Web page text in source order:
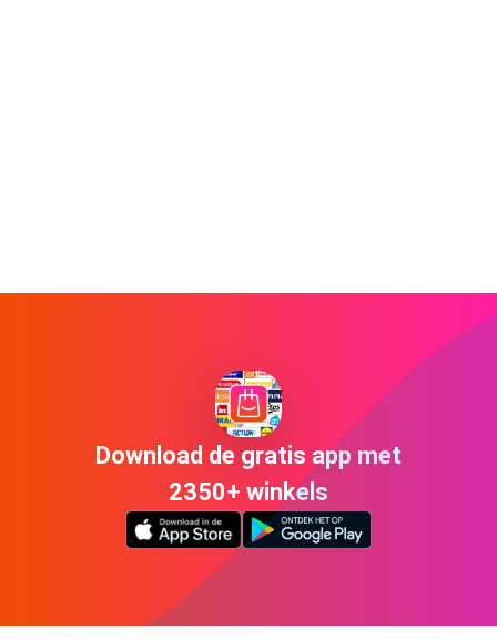
Download de gratis app met
2350+ winkels